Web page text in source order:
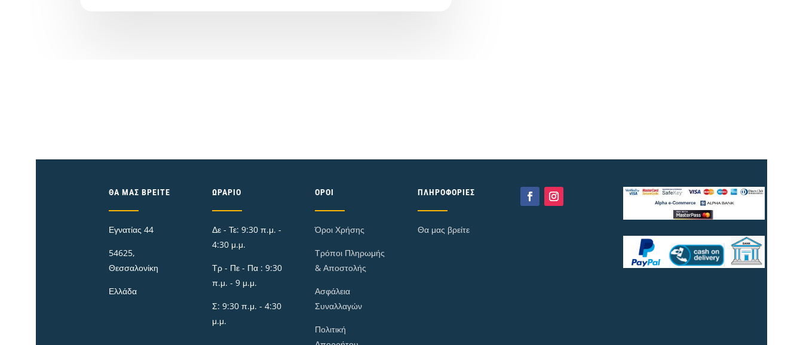
ΘΑ ΜΑΣ ΒΡΕΊΤΕ
Εγνατίας 44
54625,
Θεσσαλονίκη
Ελλάδα
ΩΡΆΡΙΟ
Δε - Τε: 9:30 π.μ. -
4:30 μ.μ.
Τρ - Πε - Πα : 9:30
π.μ. - 9 μ.μ.
Σ: 9:30 π.μ. - 4:30
μ.μ.
ΌΡΟΙ
Όροι Χρήσης
Τρόποι Πληρωμής
& Αποστολής
Ασφάλεια
Συναλλαγών
Πολιτική
ΠΛΗΡΟΦΟΡΊΕΣ
Θα μας βρείτε